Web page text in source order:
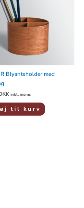
Blyantsholder med
inkl. moms
til kurv